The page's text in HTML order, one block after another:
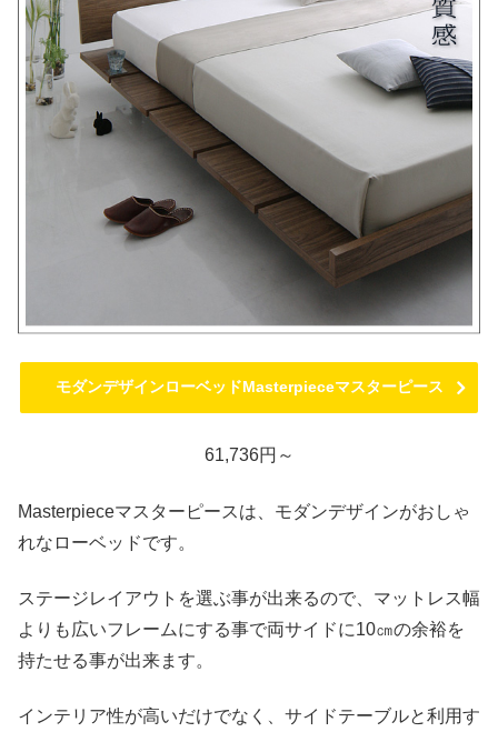
モダンデザインローベッドMasterpieceマスターピース
61,736円～
Masterpieceマスターピースは、モダンデザインがおしゃ
れなローベッドです。
ステージレイアウトを選ぶ事が出来るので、マットレス幅
よりも広いフレームにする事で両サイドに10㎝の余裕を
持たせる事が出来ます。
インテリア性が高いだけでなく、サイドテーブルと利用す